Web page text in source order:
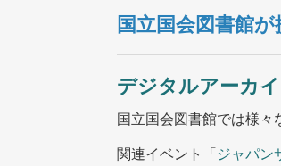
国立国会図書館
デジタルアーカ
国立国会図書館では様々
関連イベント「ジャパン